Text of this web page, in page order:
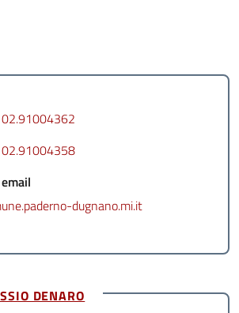
02.91004362
02.91004358
dugnano.mi.it
DENARO